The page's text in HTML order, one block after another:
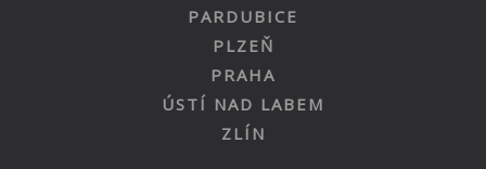
PARDUBICE
PLZEŇ
PRAHA
ÚSTÍ NAD LABEM
ZLÍN